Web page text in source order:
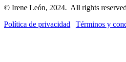
© Irene León, 2024. All rights
Política de privacidad | Términos y